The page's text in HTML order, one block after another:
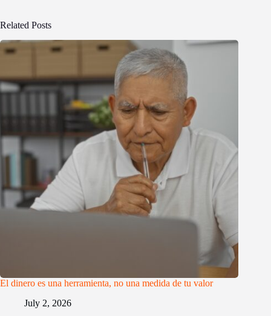
Related Posts
El dinero es una herramienta, no una medida de tu valor
July 2, 2026